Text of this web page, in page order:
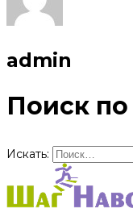
admin
Поиск по
Искать: